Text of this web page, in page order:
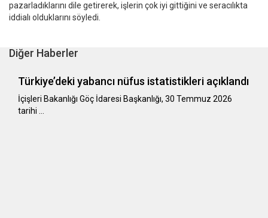
pazarladıklarını dile getirerek, işlerin çok iyi gittiğini ve seracılıkta
iddialı olduklarını söyledi.
Diğer Haberler
Türkiye’deki yabancı nüfus istatistikleri açıklandı
​​​​​​​İçişleri Bakanlığı Göç İdaresi Başkanlığı, 30 Temmuz 2026
tarihi …